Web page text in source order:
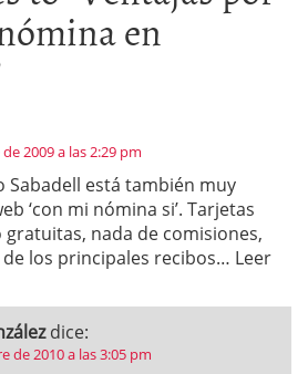
en
2009 a las 2:29 pm
Sabadell está también muy
‘con mi nómina si’. Tarjetas
nada de comisiones,
de los principales recibos… Leer
dice:
de 2010 a las 3:05 pm